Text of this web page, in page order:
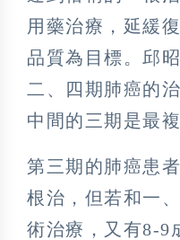
用藥治療，延緩
品質為目標。邱
二、四期肺癌的
中間的三期是最
第三期的肺癌患
根治，但若和一
術治療，又有8-9